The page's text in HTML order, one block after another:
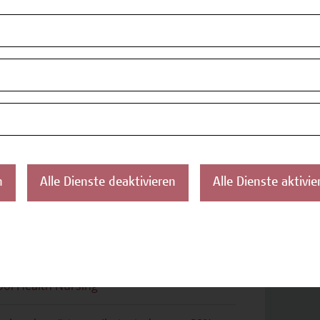
Lehr- und Lernmethode eingesetzt: Vortrag,
im gehobenen Dienst für
und Krankenpflege mit
Health Nursing
Alle Dienste deaktivieren Alle Dienste